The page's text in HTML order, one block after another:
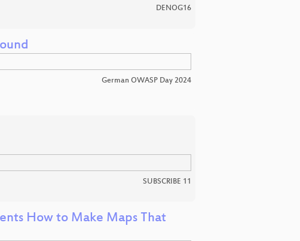
DENOG16
German OWASP Day 2024
SUBSCRIBE 11
How to Make Maps That